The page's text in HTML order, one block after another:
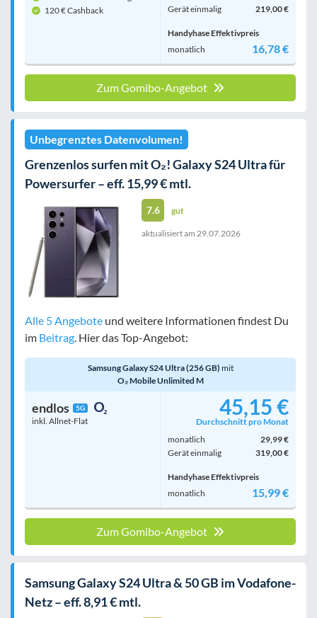
120 € Cashback
Gerät einmalig
219,00 €
Handyhase Effektivpreis
monatlich
16,78 €
Zum Gomibo-Angebot
Unbegrenztes Datenvolumen!
Grenzenlos surfen mit O₂! Galaxy S24 Ultra für
Powersurfer – eff. 15,99 € mtl.
7.6 gut
aktualisiert am 29.07.2026
Alle 5 Angebote und weitere Informationen findest Du
im Beitrag. Hier das Top-Angebot:
Samsung Galaxy S24 Ultra (256 GB) mit
O₂ Mobile Unlimited M
endlos 5G
inkl. Allnet-Flat
45,15 €
Durchschnitt pro Monat
monatlich
29,99 €
Gerät einmalig
319,00 €
Handyhase Effektivpreis
monatlich
15,99 €
Zum Gomibo-Angebot
Samsung Galaxy S24 Ultra & 50 GB im Vodafone-
Netz – eff. 8,91 € mtl.